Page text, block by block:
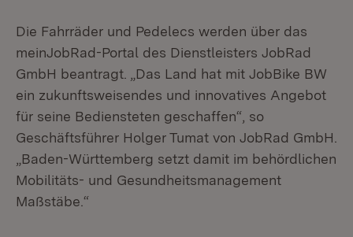
Die Fahrräder und Pedelecs werden über das
meinJobRad-Portal des Dienstleisters JobRad
GmbH beantragt. „Das Land hat mit JobBike BW
ein zukunftsweisendes und innovatives Angebot
für seine Bediensteten geschaffen“, so
Geschäftsführer Holger Tumat von JobRad GmbH.
„Baden-Württemberg setzt damit im behördlichen
Mobilitäts- und Gesundheitsmanagement
Maßstäbe.“